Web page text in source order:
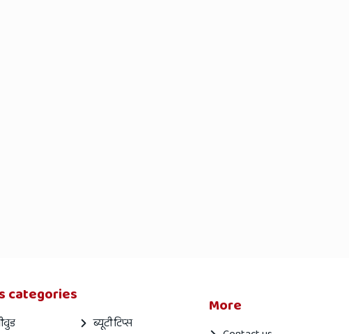
categories
ब्यूटी टिप्स
More